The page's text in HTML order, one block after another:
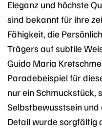
Eleganz und höchste
sind bekannt für ihre
Fähigkeit, die
Trägers auf subtile
Guido Maria
Paradebeispiel für
nur ein Schmuckstück,
Selbstbewusstsein und
Detail wurde sorgfältig